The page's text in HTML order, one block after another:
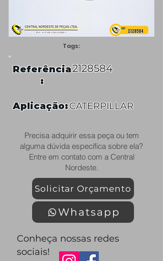
Tags:
Referência
:
2128584
Aplicação:CATERPILLAR
Precisa adquirir essa peça ou tem
alguma dúvida específica sobre ela?
Entre em contato com a Central
Nordeste.
Solicitar Orçamento
Whatsapp
Conheça nossas redes
sociais!